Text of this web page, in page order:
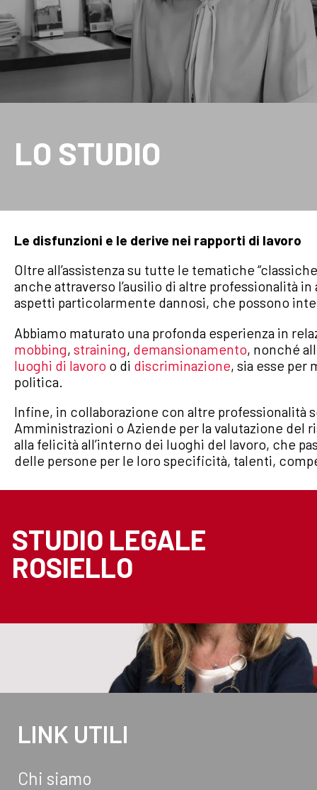
Flavia Morena
Praticante Avvocata
LO STUDIO
Le disfunzioni e le derive nei rapporti di lavoro
Oltre all’assistenza su tutte le tematiche
anche attraverso l’ausilio di altre professionalità
aspetti particolarmente dannosi, che possono
Abbiamo maturato una profonda esperienza in
mobbing, straining, demansionamento, nonché
luoghi di lavoro o di discriminazione, sia esse per
politica.
Infine, in collaborazione con altre
Amministrazioni o Aziende per la valutazione del
alla felicità all’interno dei luoghi del lavoro, che
delle persone per le loro specificità, talenti,
STUDIO LEGALE
ROSIELLO
LINK UTILI
Chi siamo